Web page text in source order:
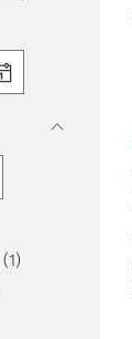
(1)